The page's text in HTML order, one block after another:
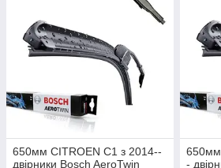
650мм CITROEN C1 з 2014--
двірники Bosch AeroTwin
650мм
-